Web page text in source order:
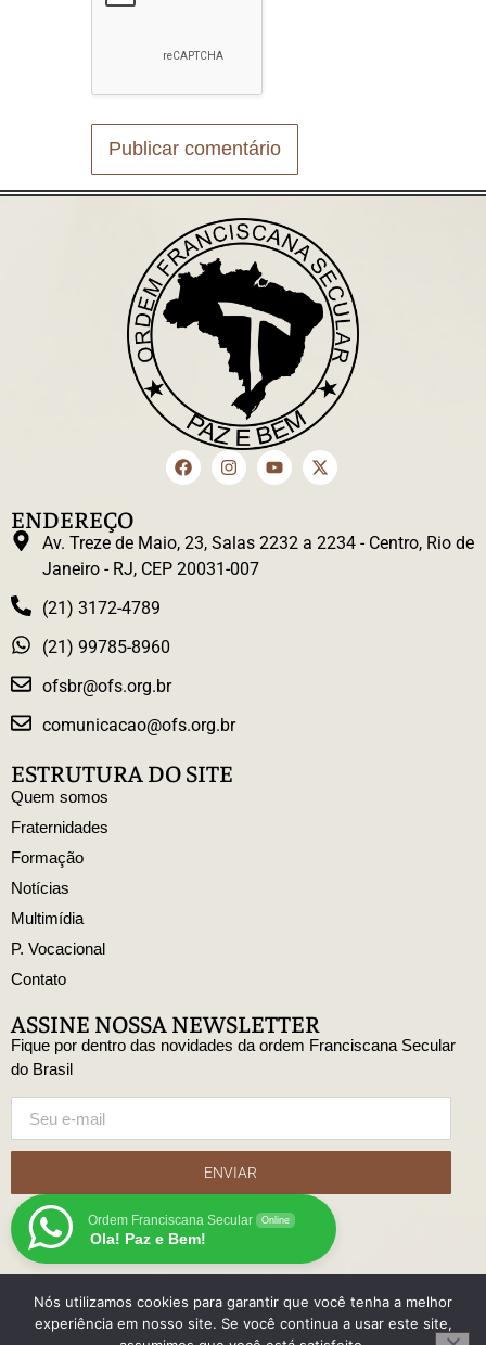
ENDEREÇO
Av. Treze de Maio, 23, Salas 2232 a 2234 - Centro, Rio de
Janeiro - RJ, CEP 20031-007
(21) 3172-4789
(21) 99785-8960
ofsbr@ofs.org.br
comunicacao@ofs.org.br
ESTRUTURA DO SITE
Quem somos
Fraternidades
Formação
Notícias
Multimídia
P. Vocacional
Contato
ASSINE NOSSA NEWSLETTER
Fique por dentro das novidades da ordem Franciscana Secular
do Brasil
ENVIAR
Ordem Franciscana Secular Online
Ola! Paz e Bem!
© Copyright Ordem Franciscana Secular do Brasil
Nós utilizamos cookies para garantir que você tenha a melhor
experiência em nosso site. Se você continua a usar este site,